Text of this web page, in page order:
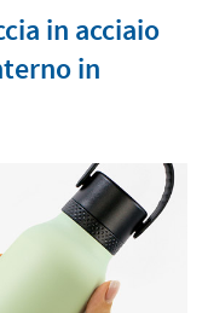
in acciaio
in